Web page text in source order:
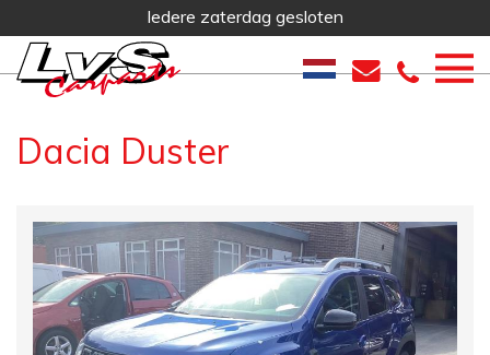
Iedere zaterdag gesloten
Dacia Duster